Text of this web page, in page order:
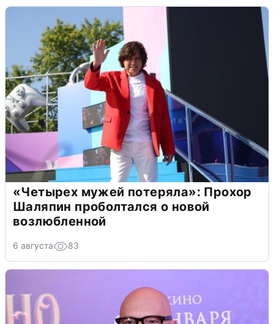
«Четырех мужей потеряла»: Прохор
Шаляпин проболтался о новой
возлюбленной
6 августа 83